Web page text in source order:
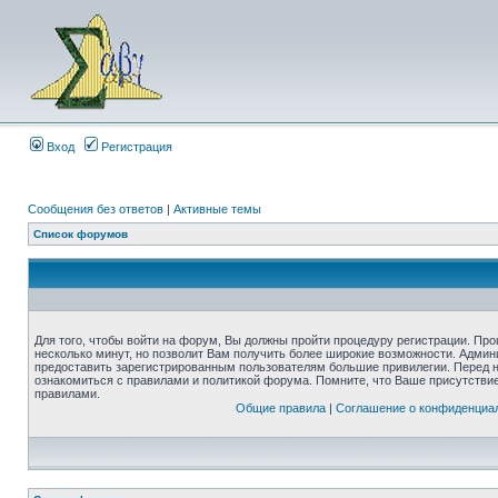
Вход Регистрация
Сообщения без ответов | Активные темы
Список форумов
Для того, чтобы войти на форум, Вы должны пройти процедуру регистрации.
несколько минут, но позволит Вам получить более широкие возможности.
предоставить зарегистрированным пользователям большие привилегии.
ознакомиться с правилами и политикой форума. Помните, что Ваше
правилами.
Общие правила| Соглашение о